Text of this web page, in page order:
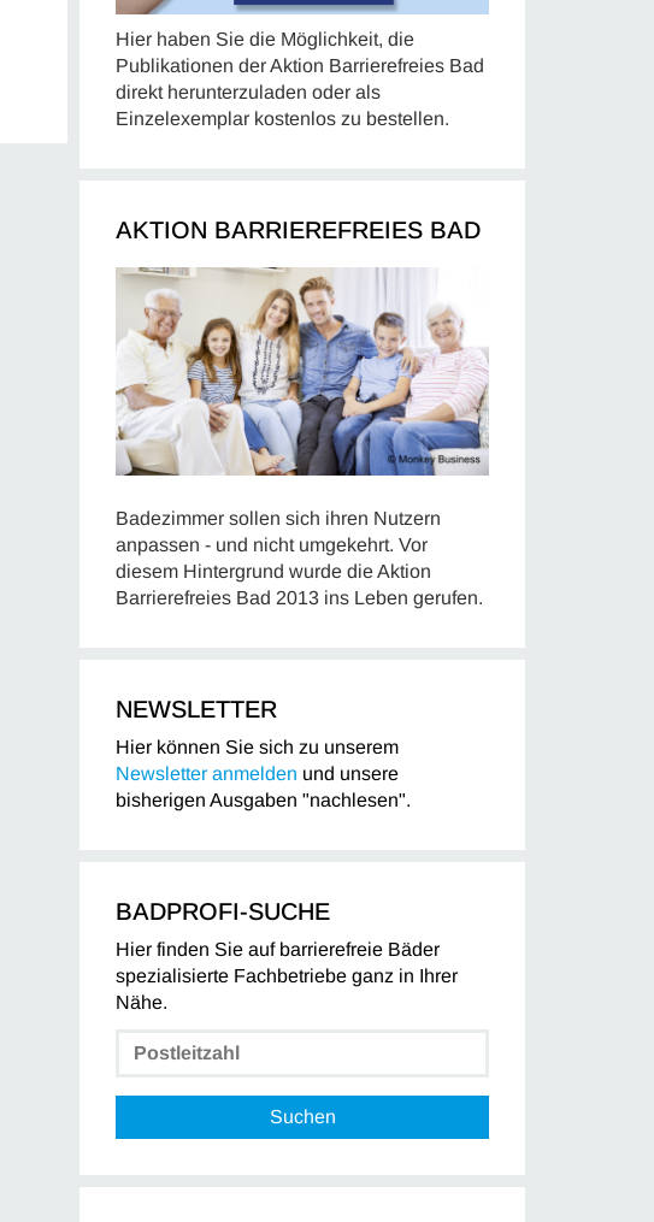
Hier haben Sie die Möglichkeit, die
Publikationen der Aktion Barrierefreies Bad
direkt herunterzuladen oder als
Einzelexemplar kostenlos zu bestellen.
AKTION BARRIEREFREIES BAD
Badezimmer sollen sich ihren Nutzern
anpassen - und nicht umgekehrt. Vor
diesem Hintergrund wurde die Aktion
Barrierefreies Bad 2013 ins Leben gerufen.
NEWSLETTER
Hier können Sie sich zu unserem
Newsletter anmelden und unsere
bisherigen Ausgaben "nachlesen".
BADPROFI-SUCHE
Hier finden Sie auf barrierefreie Bäder
spezialisierte Fachbetriebe ganz in Ihrer
Nähe.
Suchen